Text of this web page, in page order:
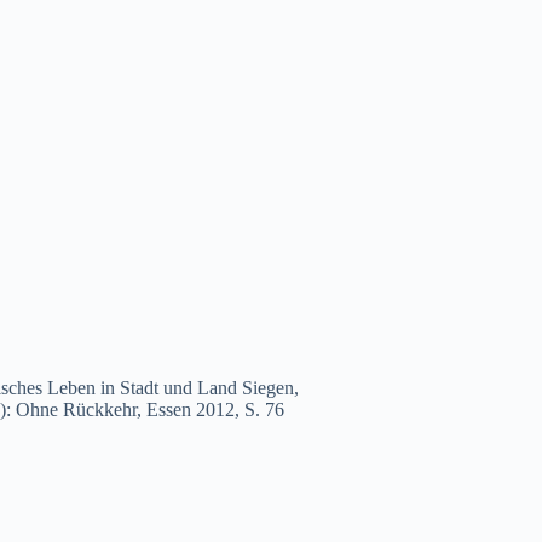
Leben in Stadt und Land Siegen,
Ohne Rückkehr, Essen 2012, S. 76